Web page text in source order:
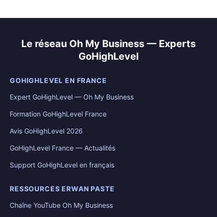
Le réseau Oh My Business — Experts
GoHighLevel
GOHIGHLEVEL EN FRANCE
Expert GoHighLevel — Oh My Business
Formation GoHighLevel France
Avis GoHighLevel 2026
GoHighLevel France — Actualités
Support GoHighLevel en français
RESSOURCES ERWAN PASTE
Chaîne YouTube Oh My Business